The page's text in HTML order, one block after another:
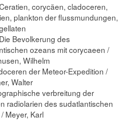
corycäen, cladoceren,
plankton der flussmundungen,
Bevolkerung des
ozeans mit corycaeen /
Wilhelm
der Meteor-Expedition /
Walter
verbreitung der
radiolarien des sudatlantischen
Meyer, Karl